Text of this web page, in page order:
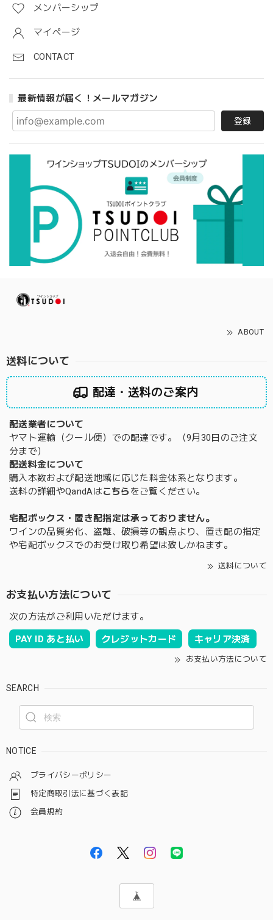
メンバーシップ
マイページ
CONTACT
最新情報が届く！メールマガジン
登録
ABOUT
送料について
配達・送料のご案内
配送業者について
ヤマト運輸（クール便）での配達です。（9月30日のご注文
分まで）
配送料金について
購入本数および配送地域に応じた料金体系となります。
送料の詳細やQandAはこちら をご覧ください。
宅配ボックス・置き配指定は承っておりません。
ワインの品質劣化、盗難、破損等の観点より、置き配の指定
や宅配ボックスでのお受け取り希望は致しかねます。
送料について
お支払い方法について
次の方法がご利用いただけます。
PAY ID あと払い クレジットカード キャリア決済
お支払い方法について
SEARCH
NOTICE
プライバシーポリシー
特定商取引法に基づく表記
会員規約